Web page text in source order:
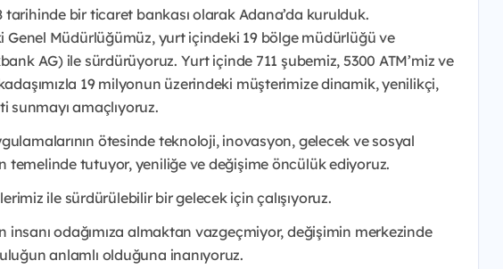
bir ticaret bankası olarak Adana’da kurulduk.
Genel Müdürlüğümüz, yurt içindeki 19 bölge müdürlüğü ve
AG) ile sürdürüyoruz. Yurt içinde 711 şubemiz, 5300 ATM’miz ve
19 milyonun üzerindeki müşterimize dinamik, yenilikçi,
sunmayı amaçlıyoruz.
ötesinde teknoloji, inovasyon, gelecek ve sosyal
temelinde tutuyor, yeniliğe ve değişime öncülük ediyoruz.
ile sürdürülebilir bir gelecek için çalışıyoruz.
insanı odağımıza almaktan vazgeçmiyor, değişimin merkezinde
anlamlı olduğuna inanıyoruz.